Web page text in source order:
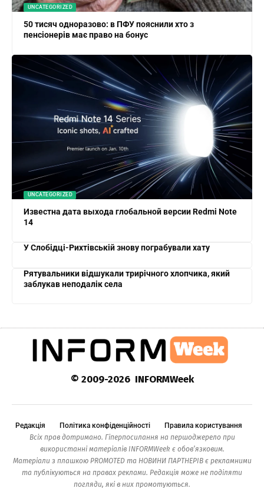
UNCATEGORIZED
50 тисяч одноразово: в ПФУ пояснили хто з
пенсіонерів має право на бонус
UNCATEGORIZED
Известна дата выхода глобальной версии Redmi Note
14
У Слобідці-Рихтівській знову пограбували хату
Рятувальники відшукали трирічного хлопчика, який
заблукав неподалік села
© 2009-2026 INFORMWeek
Редакція Політика конфіденційності
Правила користування
Всіх прав дотримано. Гіперпосилання на першоджерело при
використанні матеріалів INFORMWeek є обов’язковим.
Матеріали з плашкою PROMOTED та НОВИНИ ПАРТНЕРІВ є рекламними
та публікуються на правах реклами. Редакція може не поділяти
погляди, які в них промотуються.